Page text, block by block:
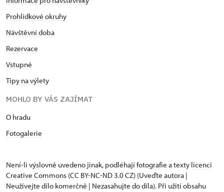
Prohlídkové okruhy
Návštěvní doba
Rezervace
Vstupné
Tipy na výlety
MOHLO BY VÁS ZAJÍMAT
O hradu
Fotogalerie
Není-li výslovně uvedeno jinak, podléhají fotografie a texty licenci
Creative Commons (CC BY-NC-ND 3.0 CZ) (Uveďte autora |
Neužívejte dílo komerčně | Nezasahujte do díla). Při užití obsahu